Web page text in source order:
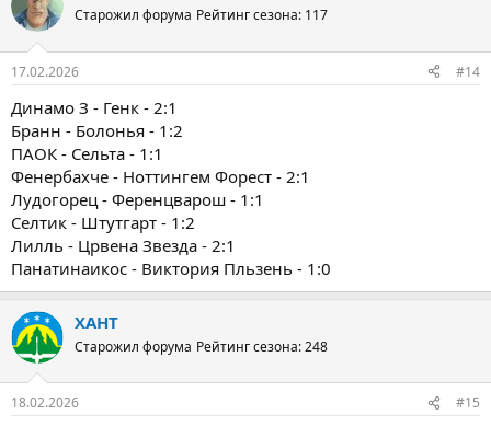
Старожил форума Рейтинг сезона: 117
17.02.2026 #14
Динамо З - Генк - 2:1
Бранн - Болонья - 1:2
ПАОК - Сельта - 1:1
Фенербахче - Ноттингем Форест - 2:1
Лудогорец - Ференцварош - 1:1
Селтик - Штутгарт - 1:2
Лилль - Црвена Звезда - 2:1
Панатинаикос - Виктория Пльзень - 1:0
ХАНТ
Старожил форума Рейтинг сезона: 248
18.02.2026 #15